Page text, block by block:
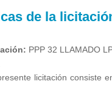
de la
PPP 32 LLAMADO
licitación consiste